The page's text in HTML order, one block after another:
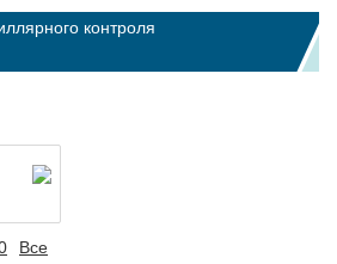
контроля
Все